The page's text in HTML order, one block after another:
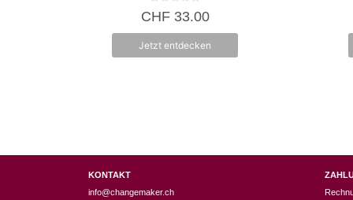
0
v
5
CHF33.00
Jetzt entdecken
KONTAKT
info@changemaker.ch